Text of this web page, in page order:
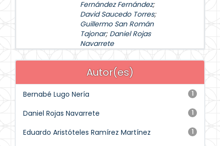
Fernández Fernández;
David Saucedo Torres;
Guillermo San Román
Tajonar; Daniel Rojas
Navarrete
Autor(es)
1
Bernabé Lugo Nería
1
Daniel Rojas Navarrete
1
Eduardo Aristóteles Ramírez Martínez